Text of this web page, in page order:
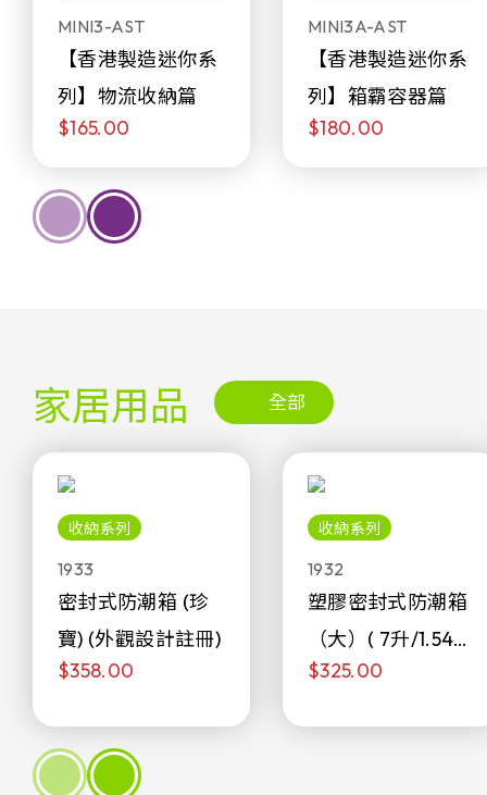
MINI3-AST
【香港製造迷你系
列】物流收納篇
$165.00
MINI3A-AST
【香港製造迷你系
列】箱霸容器篇
$180.00
家居用品 全部
收納系列
1933
密封式防潮箱 (珍
寶) (外觀設計註冊)
$358.00
收納系列
1932
塑膠密封式防潮箱
（大）( 7升/1.54加
侖)
$325.00